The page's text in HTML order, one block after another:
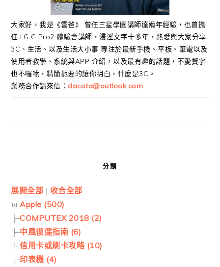
大家好，我是《雲爸》 曾任三星學園講師達兩年經驗，也曾擔
任 LG G Pro2 體驗會講師，浸淫文字十多年，熱愛與大家分享
3C、生活、以及生活大小事 專注於最新手機、平板、筆電以及
使用者教學、系統與APP 介紹，以及最有趣的話題，不愛贅字
也不囉嗦，精簡扼要的讓你明白，什麼是3C。
業務合作請來信： dacota@outlook.com
分類
展開全部 | 收合全部
Apple (500)
COMPUTEX 2018 (2)
中風復健指南 (6)
信用卡或刷卡攻略 (10)
印表機 (4)